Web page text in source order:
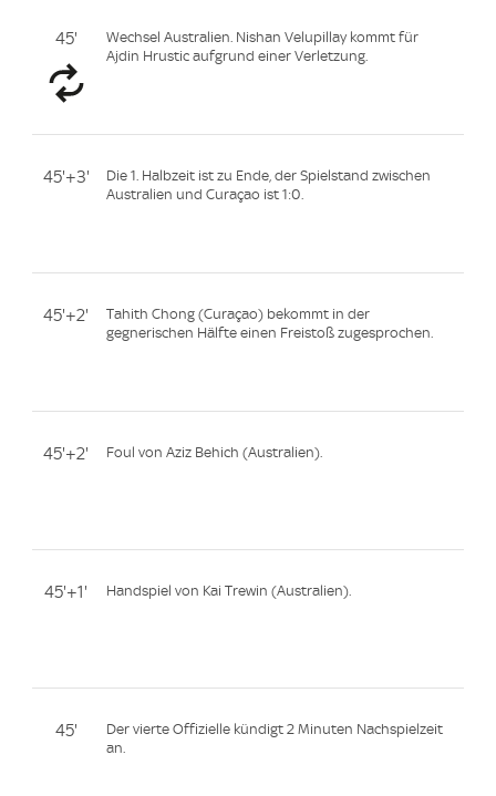
45'
Wechsel Australien. Nishan Velupillay kommt für
Ajdin Hrustic aufgrund einer Verletzung.
45'+3'
Die 1. Halbzeit ist zu Ende, der Spielstand zwischen
Australien und Curaçao ist 1:0.
45'+2'
Tahith Chong (Curaçao) bekommt in der
gegnerischen Hälfte einen Freistoß zugesprochen.
45'+2' Foul von Aziz Behich (Australien).
45'+1' Handspiel von Kai Trewin (Australien).
45'
Der vierte Offizielle kündigt 2 Minuten Nachspielzeit
an.